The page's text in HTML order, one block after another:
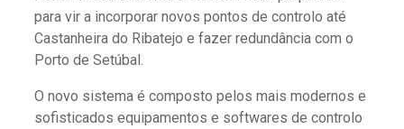
para vir a incorporar novos pontos de controlo até
Castanheira do Ribatejo e fazer redundância com o
Porto de Setúbal.
O novo sistema é composto pelos mais modernos e
sofisticados equipamentos e softwares de controlo